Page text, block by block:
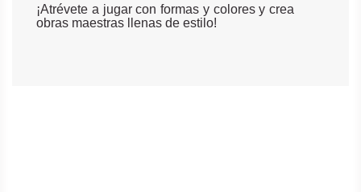
¡Atrévete a jugar con formas y colores y crea
obras maestras llenas de estilo!